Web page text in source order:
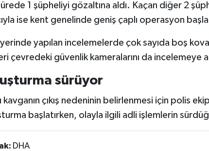
1 şüpheliyi gözaltına aldı. Kaçan diğer 2
ise kent genelinde geniş çaplı operasyon
yapılan incelemelerde çok sayıda boş
çevredeki güvenlik kameralarını da incelemeye
sürüyor
kavganın çıkış nedeninin belirlenmesi için polis
başlatırken, olayla ilgili adli işlemlerin
DHA